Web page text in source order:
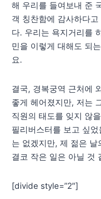
해 우리를 들여보내 준
객 칭찬함에 감사하다
다. 우리는 욕지거리를
민을 이렇게 대해도 되
요.
결국, 경복궁역 근처에
좋게 헤어졌지만, 저는
직원의 태도를 잊지 않
필리버스터를 보고 싶
는 없겠지만, 제 젊은
결코 작은 일은 아닐 것
[divide style=”2″]